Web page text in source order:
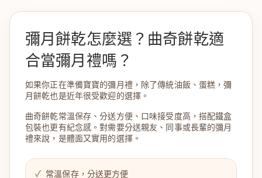
彌月餅乾怎麼選？曲奇餅乾適
合當彌月禮嗎？
如果你正在準備寶寶的彌月禮，除了傳統油飯、蛋糕，彌
月餅乾也是近年很受歡迎的選擇。
曲奇餅乾常溫保存、分送方便、口味接受度高，搭配鐵盒
包裝也更有紀念感。對需要分送親友、同事或長輩的彌月
禮來說，是體面又實用的選擇。
常溫保存，分送更方便